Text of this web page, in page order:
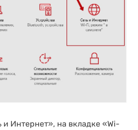
и Интернет», на вкладке «Wi-